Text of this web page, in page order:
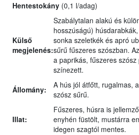
Hentestokány (0,1 l/adag)
Külső
megjelenés:
Szabálytalan alakú és
hosszúságú)
sonka szeletkék és apró
sűrű fűszeres szószban.
a paprikás, fűszeres
színezett.
Állomány:
A hús jól átfőtt, rugalmas,
szósz sűrű.
Illat:
Fűszeres, húsra is
enyhén füstölt, mustárra
idegen szagtól mentes.